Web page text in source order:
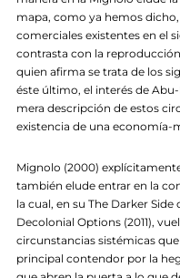
mapa, como ya hemos
comerciales existentes en el
contrasta con la
quien afirma se trata de los
éste último, el interés de
mera descripción de estos
existencia de una economía-
Mignolo (2000)
también elude entrar en la
la cual, en su The Darker
Decolonial Options (2011),
circunstancias sistémicas
principal contendor por la